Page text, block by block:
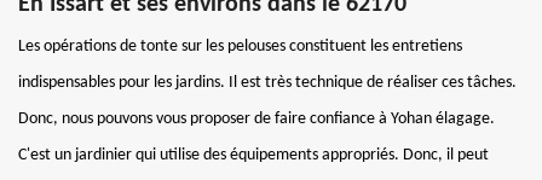
Les opérations de tonte sur les pelouses constituent les entretiens
indispensables pour les jardins. Il est très technique de réaliser ces tâches.
Donc, nous pouvons vous proposer de faire confiance à Yohan élagage.
C'est un jardinier qui utilise des équipements appropriés. Donc, il peut